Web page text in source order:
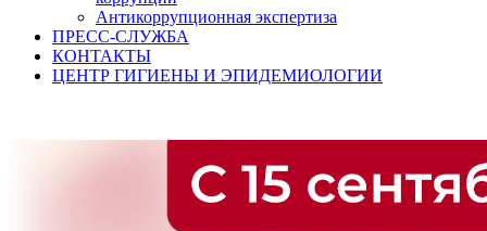
Антикоррупционная экспертиза
ПРЕСС-СЛУЖБА
КОНТАКТЫ
ЦЕНТР ГИГИЕНЫ И ЭПИДЕМИОЛОГИИ